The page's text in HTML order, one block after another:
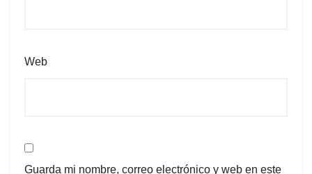
Web
Guarda mi nombre, correo electrónico y web en este